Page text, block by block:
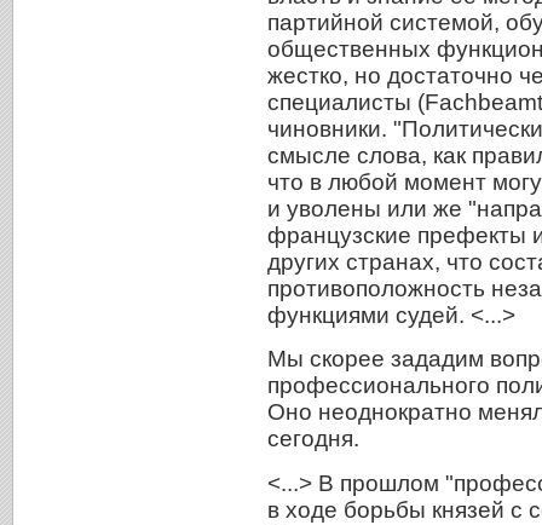
партийной системой,
общественных
жестко, но достаточно
специалисты
чиновники.
смысле слова, как
что в любой момент
и уволены или же
французские префекты
других странах, что
противоположность
функциями судей. <...>
Мы скорее зададим
профессионального
Оно неоднократно
сегодня.
<...> В прошлом
в ходе борьбы князей с